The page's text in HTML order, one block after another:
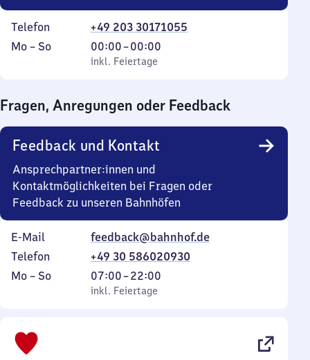
Telefon
+49 203 30171055
Montag
Mo – So,
inkl. Feiertage
00:00–00:00
Von
0
0
Uhr
inkl. Feiertage
Fragen, Anregungen oder Feedback
Feedback und Kontakt
Ansprechpartner:innen und
Kontaktmöglichkeiten bei Fragen oder
Feedback zu unseren Bahnhöfen
E-Mail
feedback@bahnhof.de
Telefon
+49 30 586020930
Montag
Mo – So,
inkl. Feiertage
07:00–22:00
Von
7
inkl. Feiertage